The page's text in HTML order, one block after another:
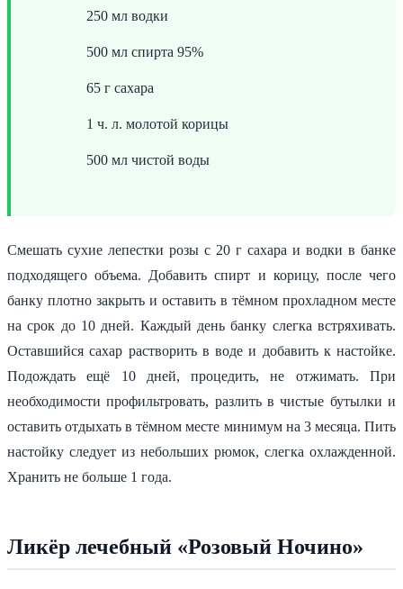
250 мл водки
500 мл спирта 95%
65 г сахара
1 ч. л. молотой корицы
500 мл чистой воды
Смешать сухие лепестки розы с 20 г сахара и водки в банке
подходящего объема. Добавить спирт и корицу, после чего
банку плотно закрыть и оставить в тёмном прохладном месте
на срок до 10 дней. Каждый день банку слегка встряхивать.
Оставшийся сахар растворить в воде и добавить к настойке.
Подождать ещё 10 дней, процедить, не отжимать. При
необходимости профильтровать, разлить в чистые бутылки и
оставить отдыхать в тёмном месте минимум на 3 месяца. Пить
настойку следует из небольших рюмок, слегка охлажденной.
Хранить не больше 1 года.
Ликёр лечебный «Розовый Ночино»